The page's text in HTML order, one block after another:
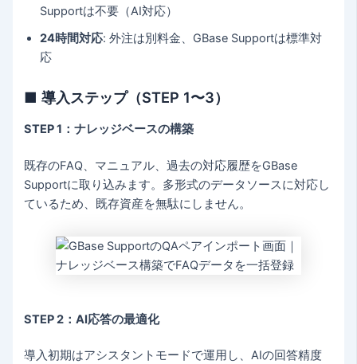
Supportは不要（AI対応）
24時間対応: 外注は別料金、GBase Supportは標準対
応
■ 導入ステップ（STEP 1〜3）
STEP 1：ナレッジベースの構築
既存のFAQ、マニュアル、過去の対応履歴をGBase
Supportに取り込みます。多形式のデータソースに対応し
ているため、既存資産を無駄にしません。
STEP 2：AI応答の最適化
導入初期はアシスタントモードで運用し、AIの回答精度